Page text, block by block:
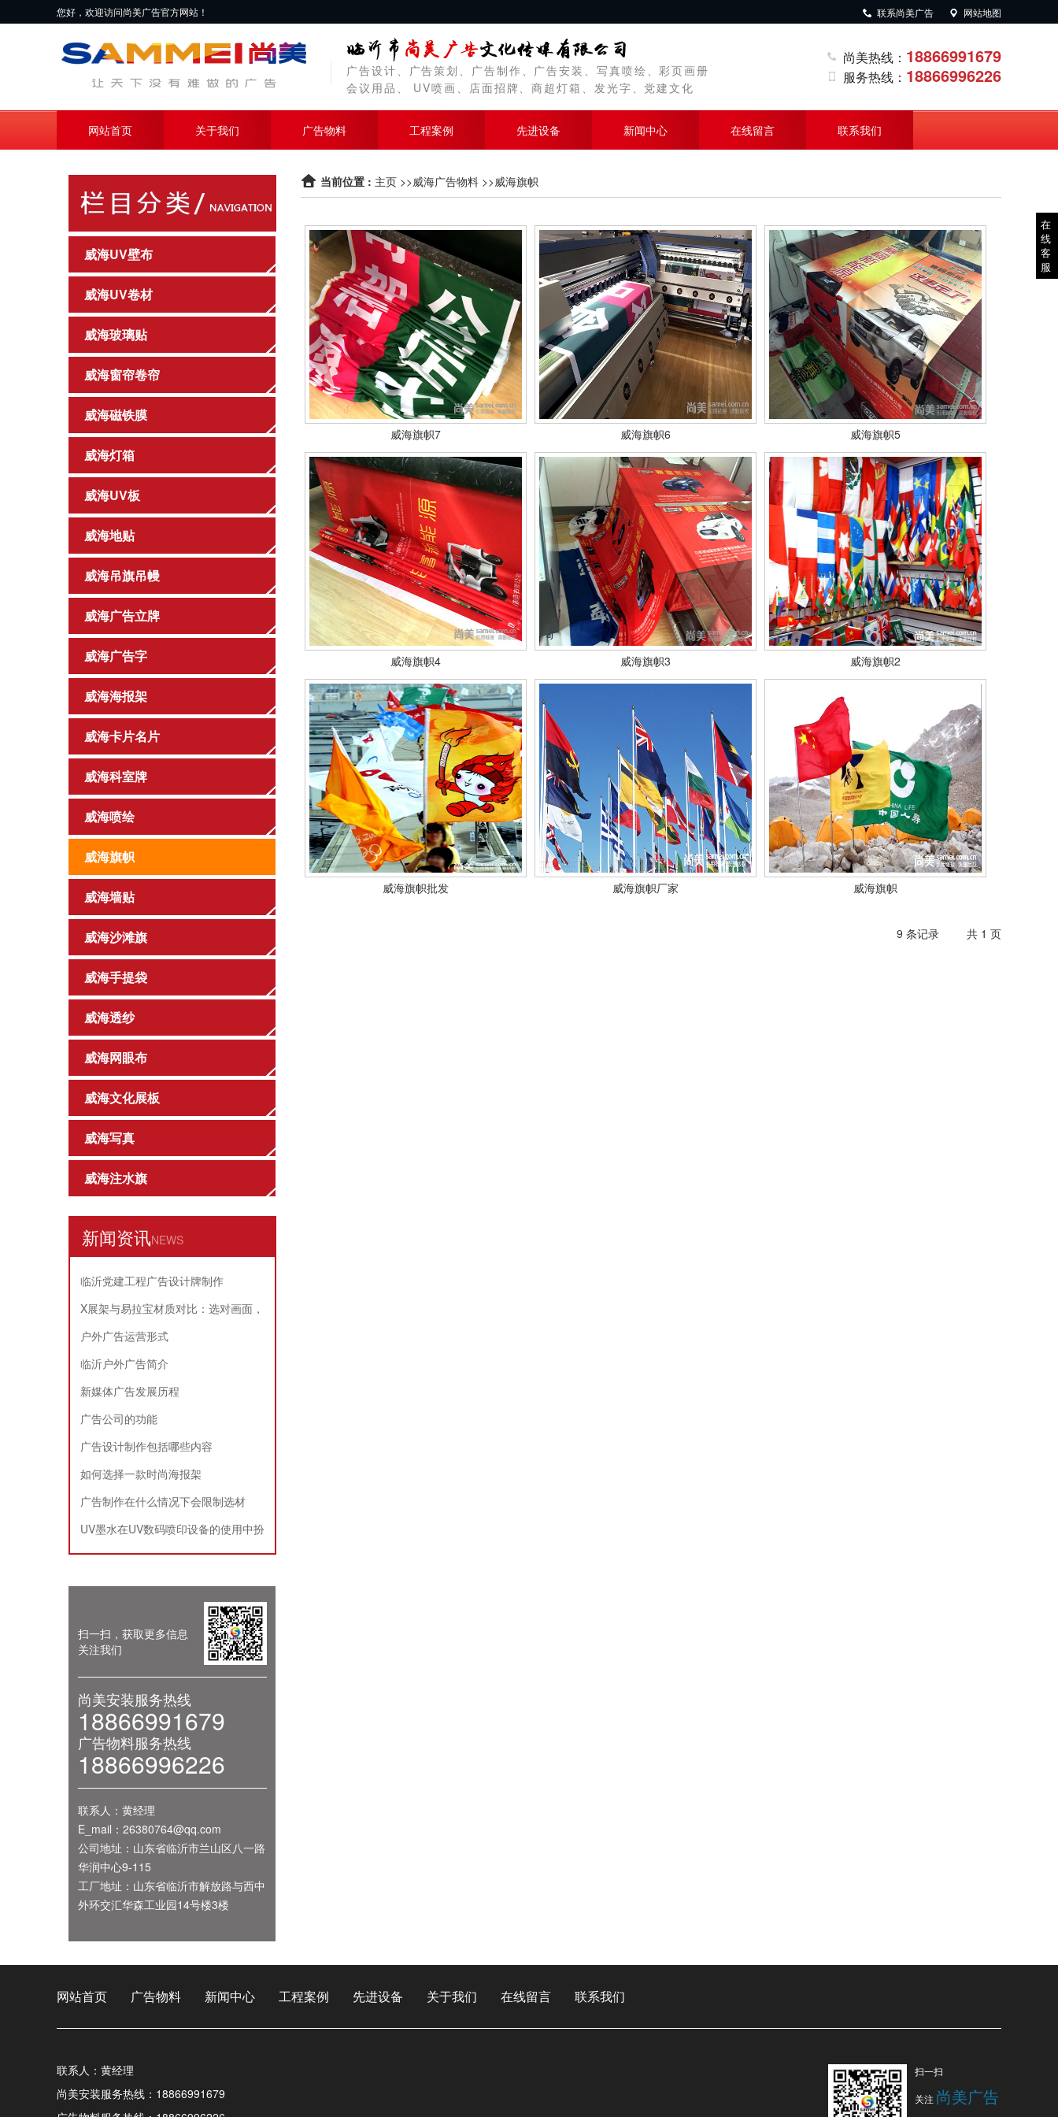
您好，欢迎访问尚美广告官方网站！ 联系尚美广告 网站地图
广告设计、广告策划、广告制作、广告安装、写真喷绘、彩页画册
会议用品、 UV喷画、店面招牌、商超灯箱、发光字、党建文化
尚美热线： 18866991679
服务热线： 18866996226
网站首页 关于我们 广告物料 工程案例 先进设备 新闻中心 在线留言 联系我们
威海UV壁布
威海UV卷材
威海玻璃贴
威海窗帘卷帘
威海磁铁膜
威海灯箱
威海UV板
威海地贴
威海吊旗吊幔
威海广告立牌
威海广告字
威海海报架
威海卡片名片
威海科室牌
威海喷绘
威海旗帜
威海墙贴
威海沙滩旗
威海手提袋
威海透纱
威海网眼布
威海文化展板
威海写真
威海注水旗
新闻资讯NEWS
临沂党建工程广告设计牌制作
X展架与易拉宝材质对比：选对画面，
耐用又省心
户外广告运营形式
临沂户外广告简介
新媒体广告发展历程
广告公司的功能
广告设计制作包括哪些内容
如何选择一款时尚海报架
广告制作在什么情况下会限制选材
UV墨水在UV数码喷印设备的使用中扮
演的角色
扫一扫，获取更多信息
关注我们
尚美安装服务热线
18866991679
广告物料服务热线
18866996226
联系人：黄经理
E_mail：26380764@qq.com
公司地址：山东省临沂市兰山区八一路
华润中心9-115
工厂地址：山东省临沂市解放路与西中
外环交汇华森工业园14号楼3楼
当前位置 : 主页 >>威海广告物料 >>威海旗帜
威海旗帜7 威海旗帜6 威海旗帜5
威海旗帜4 威海旗帜3 威海旗帜2
威海旗帜批发 威海旗帜厂家 威海旗帜
9 条记录 共 1 页
网站首页 广告物料 新闻中心 工程案例 先进设备 关于我们 在线留言 联系我们
联系人：黄经理
尚美安装服务热线：18866991679
扫一扫
关注 尚美广告
在
线
客
服